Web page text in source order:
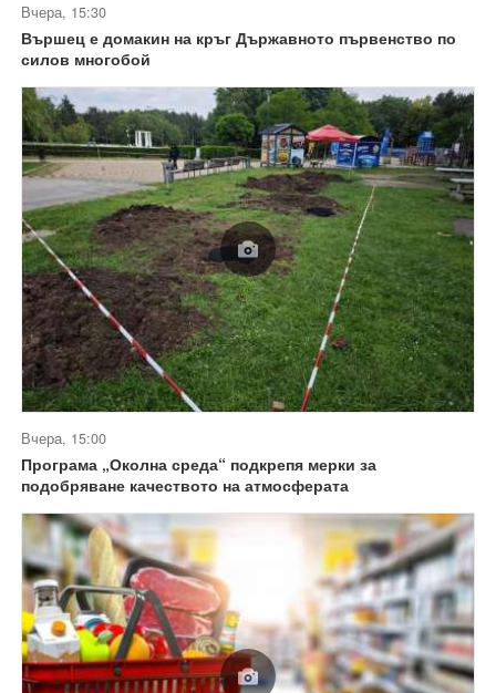
Вчера, 15:30
Вършец е домакин на кръг Държавното първенство по
силов многобой
Вчера, 15:00
Програма „Околна среда“ подкрепя мерки за
подобряване качеството на атмосферата